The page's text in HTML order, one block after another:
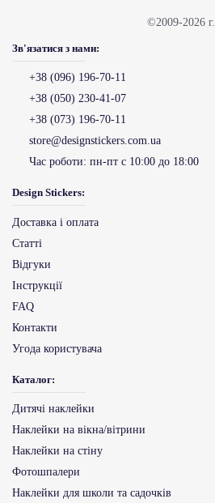
©2009-2026 г.
Зв'язатися з нами:
+38 (096) 196-70-11
+38 (050) 230-41-07
+38 (073) 196-70-11
store@designstickers.com.ua
Час роботи: пн-пт с 10:00 до 18:00
Design Stickers:
Доставка і оплата
Статті
Відгуки
Інструкції
FAQ
Контакти
Угода користувача
Каталог:
Дитячі наклейки
Наклейки на вікна/вітрини
Наклейки на стіну
Фотошпалери
Наклейки для школи та садочків